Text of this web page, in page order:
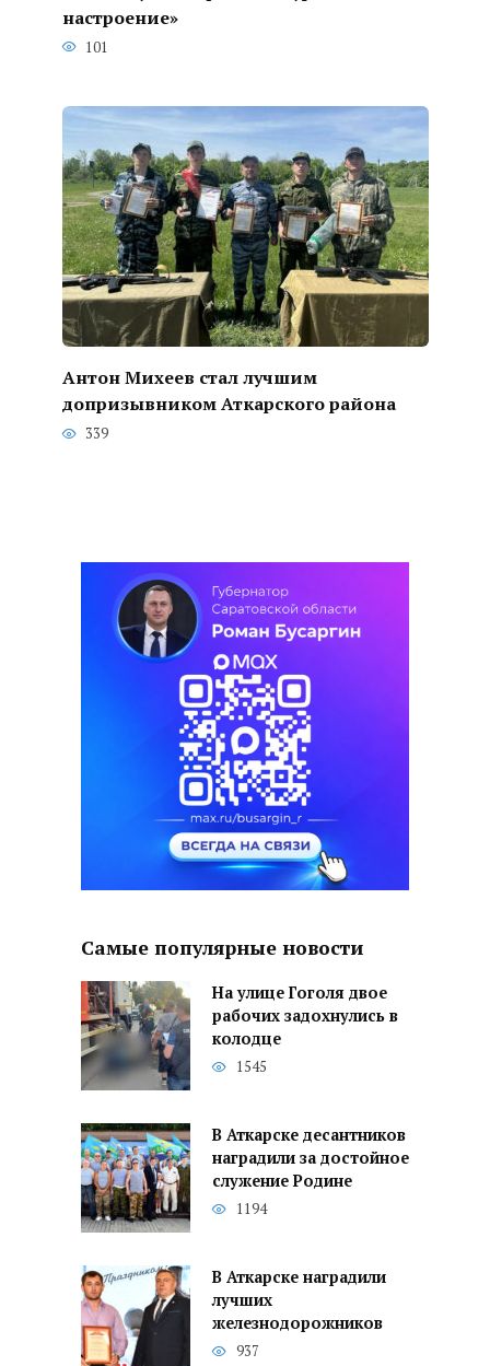
настроение»
101
Антон Михеев стал лучшим
допризывником Аткарского района
339
Самые популярные новости
На улице Гоголя двое
рабочих задохнулись в
колодце
1545
В Аткарске десантников
наградили за достойное
служение Родине
1194
В Аткарске наградили
лучших
железнодорожников
937